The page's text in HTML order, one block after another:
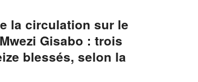
la circulation sur le
Gisabo : trois
blessés, selon la